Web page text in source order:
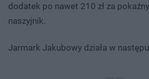
dodatek po nawet 210 zł za
naszyjnik.
Jarmark Jakubowy działa w